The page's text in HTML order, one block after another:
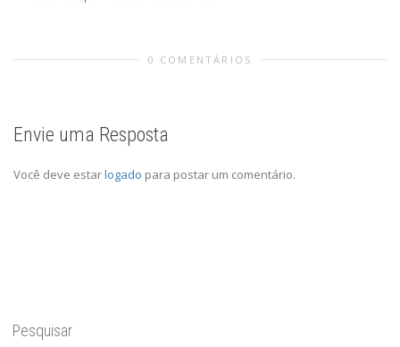
0 COMENTÁRIOS
Envie uma Resposta
Você deve estarlogado para postar um comentário.
Pesquisar